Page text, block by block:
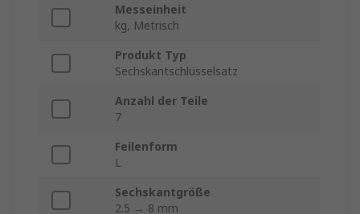
Messeinheit
kg, Metrisch
Produkt Typ
Sechskantschlüsselsatz
Anzahl der Teile
7
Feilenform
L
Sechskantgröße
2.5 → 8 mm